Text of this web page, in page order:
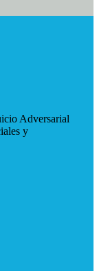
Adversarial
y